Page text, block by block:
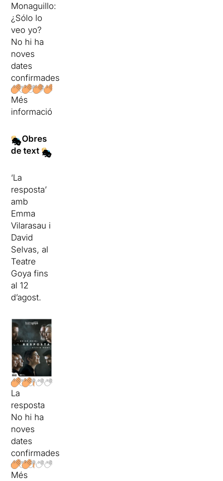
Monaguillo:
¿Sólo lo
veo yo?
No hi ha
noves
dates
confirmades
Més
informació
🎭Obres
de text 🎭
‘La
resposta’
amb
Emma
Vilarasau i
David
Selvas, al
Teatre
Goya fins
al 12
d’agost.
La
resposta
No hi ha
noves
dates
confirmades
Més